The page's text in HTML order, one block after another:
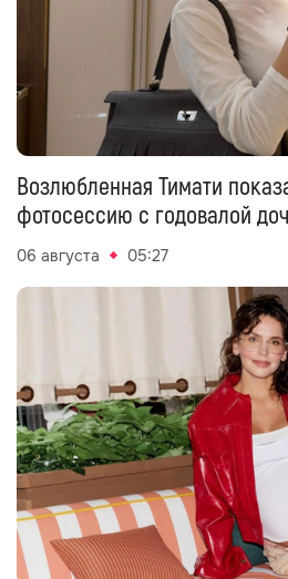
Возлюбленная Тимати
фотосессию с годовалой
06 августа 05:27